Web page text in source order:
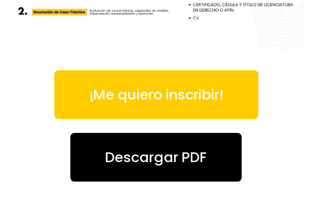
¡Me quiero inscribir!
Descargar PDF